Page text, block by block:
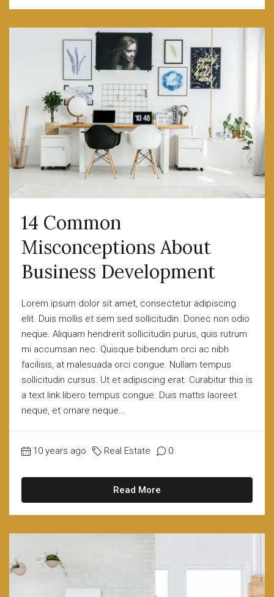
14 Common
Misconceptions About
Business Development
Lorem ipsum dolor sit amet, consectetur adipiscing
elit. Duis mollis et sem sed sollicitudin. Donec non odio
neque. Aliquam hendrerit sollicitudin purus, quis rutrum
mi accumsan nec. Quisque bibendum orci ac nibh
facilisis, at malesuada orci congue. Nullam tempus
sollicitudin cursus. Ut et adipiscing erat. Curabitur this is
a text link libero tempus congue. Duis mattis laoreet
neque, et ornare neque...
10 years ago Real Estate 0
Read More